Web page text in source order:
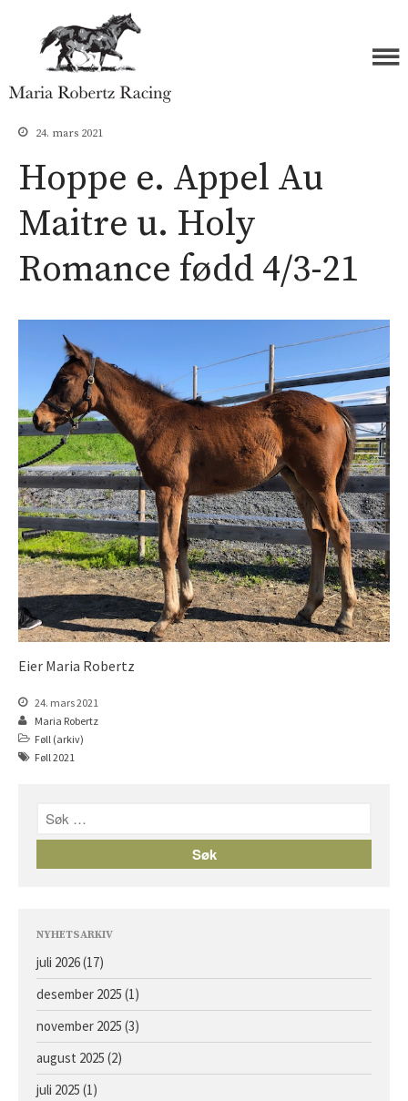
Åringer 2025
Åringer 2024
Åringer 2023
Åringer 2022
Åringer 2020
Åringer 2019
Åringer 2018
Åringer 2017
Åringer 2016
Åringer 2015
Føll 2026
Føll 2025
Føll 2024
Føll 2023
Føll 2022
Føll 2021
Føll 2020
Kontakt
24. mars 2021
Hoppe e. Appel Au
Maitre u. Holy
Romance fødd 4/3-21
Eier Maria Robertz
24. mars 2021
Maria Robertz
Føll (arkiv)
Føll 2021
NYHETSARKIV
juli 2026(17)
desember 2025 (1)
november 2025 (3)
august 2025 (2)
juli 2025 (1)